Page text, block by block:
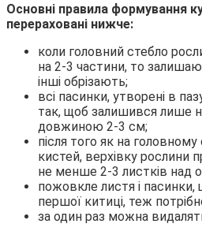
Основні правила формування
перераховані нижче:
коли головний стебло
на 2-3 частини, то
інші обрізають;
всі пасинки, утворені в
так, щоб залишився лише
довжиною 2-3 см;
після того як на
кистей, верхівку
не менше 2-3 листків над
пожовкле листя і
першої китиці, теж
за один раз можна